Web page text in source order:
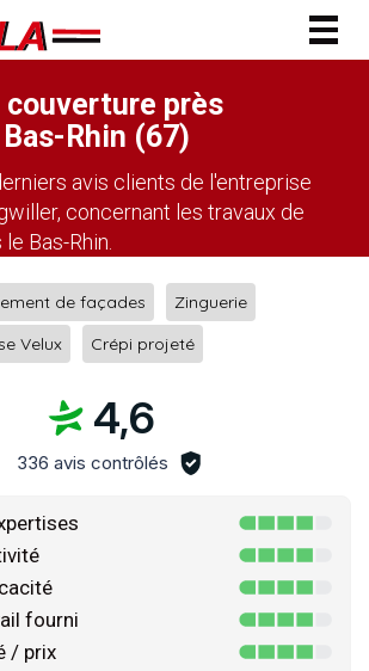
couverture près
Rhin (67)
avis clients de l'entreprise
concernant les travaux de
Bas-Rhin.
de façades
Zinguerie
Velux Crépi projeté
4,6
336 avis contrôlés
fourni
/ prix